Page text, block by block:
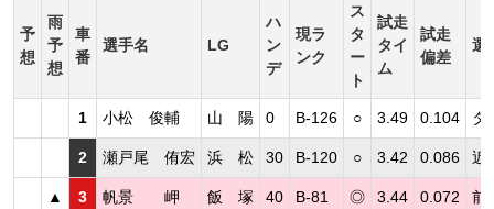
予
想
雨
予
想
車
番
選手名 LG
ハ
ン
デ
現ラ
ンク
ス
タ
ー
ト
試走
タイ
ム
試走
偏差
選
1 小松 俊輔 山 陽 0 B-126 ○ 3.49 0.104 タ
2 瀬戸尾 侑宏 浜 松 30 B-120 ○ 3.42 0.086 近
▲ 3 帆景 岬 飯 塚 40 B-81 ◎ 3.44 0.072 前